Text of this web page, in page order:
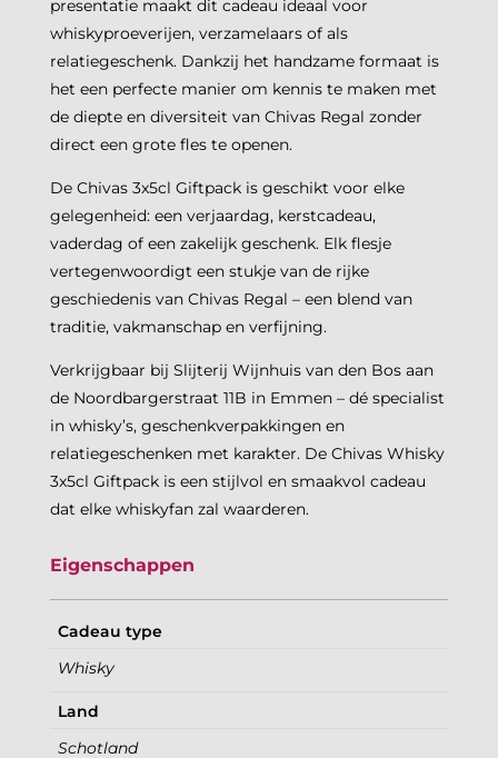
presentatie maakt dit cadeau ideaal voor
whiskyproeverijen, verzamelaars of als
relatiegeschenk. Dankzij het handzame formaat is
het een perfecte manier om kennis te maken met
de diepte en diversiteit van Chivas Regal zonder
direct een grote fles te openen.
De Chivas 3x5cl Giftpack is geschikt voor elke
gelegenheid: een verjaardag, kerstcadeau,
vaderdag of een zakelijk geschenk. Elk flesje
vertegenwoordigt een stukje van de rijke
geschiedenis van Chivas Regal – een blend van
traditie, vakmanschap en verfijning.
Verkrijgbaar bij Slijterij Wijnhuis van den Bos aan
de Noordbargerstraat 11B in Emmen – dé specialist
in whisky’s, geschenkverpakkingen en
relatiegeschenken met karakter. De Chivas Whisky
3x5cl Giftpack is een stijlvol en smaakvol cadeau
dat elke whiskyfan zal waarderen.
Eigenschappen
Cadeau type
Whisky
Land
Schotland